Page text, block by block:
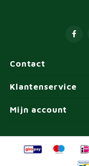
Contact
Klantenservice
Mijn account